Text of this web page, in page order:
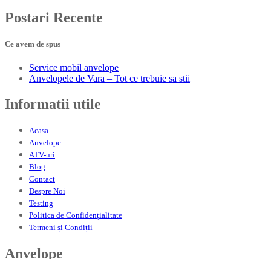
Postari Recente
Ce avem de spus
Service mobil anvelope
Anvelopele de Vara – Tot ce trebuie sa stii
Informatii utile
Acasa
Anvelope
ATV-uri
Blog
Contact
Despre Noi
Testing
Politica de Confidențialitate
Termeni și Condiții
Anvelope